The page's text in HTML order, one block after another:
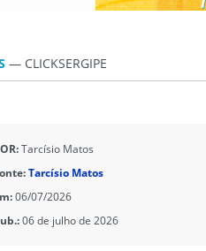
— CLICKSERGIPE
Tarcísio Matos
Tarcísio Matos
06/07/2026
06 de julho de 2026